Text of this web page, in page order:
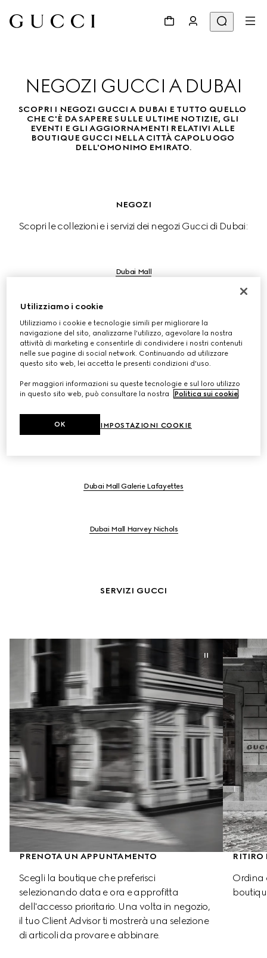
NEGOZI GUCCI A DUBAI
SCOPRI I NEGOZI GUCCI A DUBAI E TUTTO QUELLO
CHE C'È DA SAPERE SULLE ULTIME NOTIZIE, GLI
EVENTI E GLI AGGIORNAMENTI RELATIVI ALLE
BOUTIQUE GUCCI NELLA CITTÀ CAPOLUOGO
DELL'OMONIMO EMIRATO.
NEGOZI
Scopri le collezioni e i servizi dei negozi Gucci di Dubai:
Dubai Mall
Dubai Mall Bloomingdales
Dubai Mall Galerie Lafayettes
Dubai Mall Harvey Nichols
SERVIZI GUCCI
PRENOTA UN APPUNTAMENTO
Scegli la boutique che preferisci
selezionando data e ora e approfitta
dell'accesso prioritario. Una volta in negozio,
il tuo Client Advisor ti mostrerà una selezione
di articoli da provare e abbinare.
RITIRO
Ordina
Utilizziamo i cookie
Utilizziamo i cookie e tecnologie simili per migliorare la
navigazione del sito, analizzarne l'utilizzo, agevolare la nostra
attività di marketing e consentirle di condividere i nostri contenuti
nelle sue pagine di social network. Continuando ad utilizzare
questo sito web, lei accetta le presenti condizioni d'uso.
Per maggiori informazioni su queste tecnologie e sul loro utilizzo
in questo sito web, può consultare la nostra
Politica sui cookie
IMPOSTAZIONI COOKIE
OK